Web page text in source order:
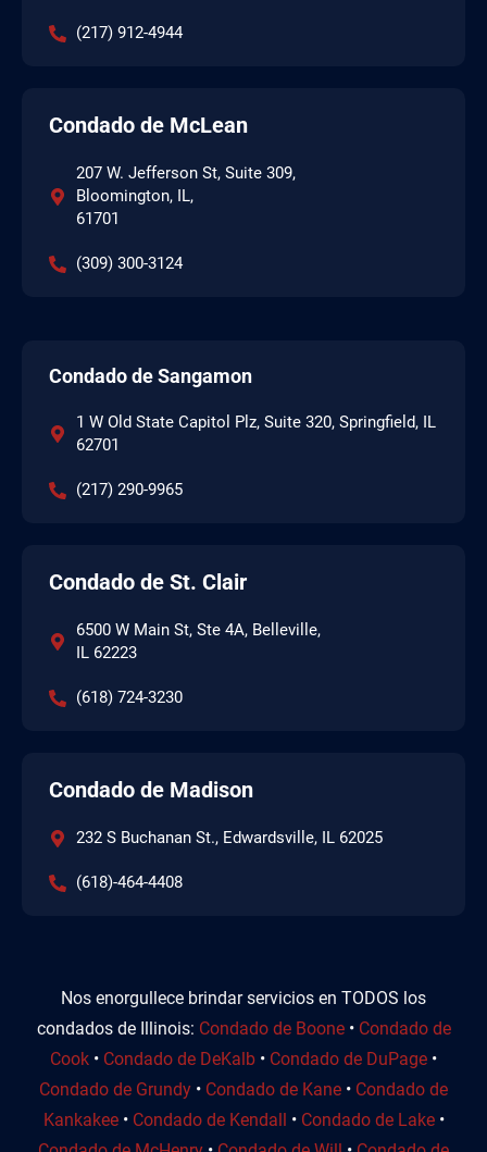
(217) 912-4944
Condado de McLean
207 W. Jefferson St, Suite 309,
Bloomington, IL,
61701
(309) 300-3124
Condado de Sangamon
1 W Old State Capitol Plz, Suite 320, Springfield, IL
62701
(217) 290-9965
Condado de St. Clair
6500 W Main St, Ste 4A, Belleville,
IL 62223
(618) 724-3230
Condado de Madison
232 S Buchanan St., Edwardsville, IL 62025
(618)-464-4408
Nos enorgullece brindar servicios en TODOS los
condados de Illinois: Condado de Boone• Condado de
Cook • Condado de DeKalb • Condado de DuPage •
Condado de Grundy • Condado de Kane • Condado de
Kankakee• Condado de Kendall • Condado de Lake•